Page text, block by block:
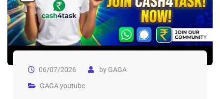
06/07/2026 byGAGA
GAGA youtube